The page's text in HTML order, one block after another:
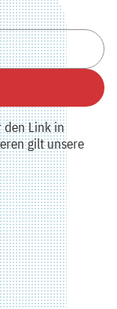
den Link in
gilt unsere